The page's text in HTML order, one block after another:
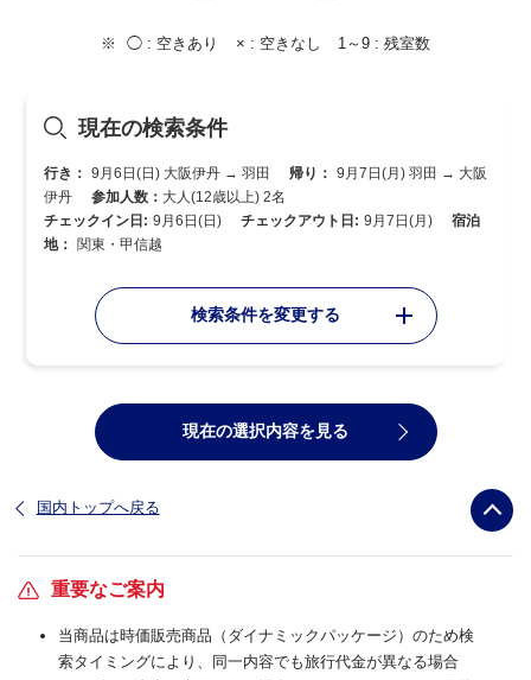
◯ : 空きあり × : 空きなし 1～9 : 残室数
現在の検索条件
行き： 9月6日(日) 大阪伊丹 → 羽田 帰り： 9月7日(月) 羽田 → 大阪
伊丹
参加人数： 大人(12歳以上) 2名
チェックイン日: 9月6日(日) チェックアウト日: 9月7日(月)
宿泊
地：
関東・甲信越
検索条件を変更する
現在の選択内容を見る
国内トップへ戻る
重要なご案内
当商品は時価販売商品（ダイナミックパッケージ）のため検
索タイミングにより、同一内容でも旅行代金が異なる場合